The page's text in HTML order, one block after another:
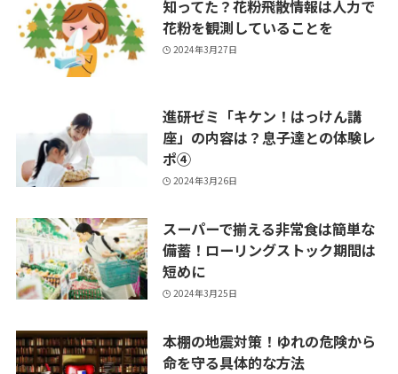
知ってた？花粉飛散情報は人力で
花粉を観測していることを
2024年3月27日
進研ゼミ「キケン！はっけん講
座」の内容は？息子達との体験レ
ポ④
2024年3月26日
スーパーで揃える非常食は簡単な
備蓄！ローリングストック期間は
短めに
2024年3月25日
本棚の地震対策！ゆれの危険から
命を守る具体的な方法